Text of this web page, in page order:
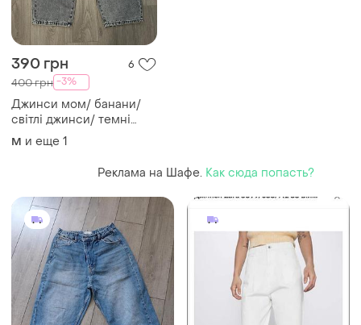
390 грн 6
400 грн -3%
Джинси мом/ банани/
світлі джинси/ темні
джинси/
M и еще 1
Реклама на Шафе. Как сюда попасть?